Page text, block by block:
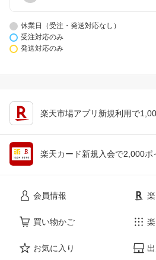
休業日（受注・発送対応なし）
受注対応のみ
発送対応のみ
楽天市場アプリ新規利用で
楽天カード新規入会で2,000ポ
会員情報
買い物かご
お気に入り